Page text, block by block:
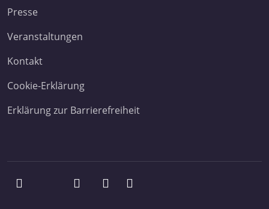
Presse
Veranstaltungen
Kontakt
Cookie-Erklärung
Erklärung zur Barrierefreiheit